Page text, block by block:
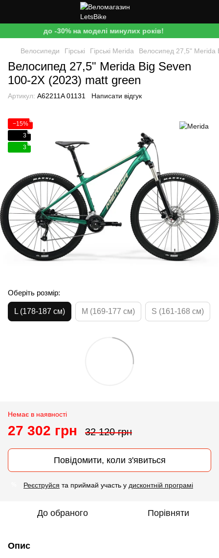
до -30% на моделі минулих років!
Велосипеди Гірські Гірські Merida Велосипед 27,5" Merida
Велосипед 27,5" Merida Big Seven
100-2X (2023) matt green
Артикул: A62211A 01131 Написати відгук
−15%
3
3
Оберіть розмір:
L (178-187 см) M (169-177 см) S (161-168 см)
Немає в наявності
27 302 грн 32 120 грн
Повідомити, коли з'явиться
Реєструйся та приймай участь у дисконтній програмі
До обраного Порівняти
Опис